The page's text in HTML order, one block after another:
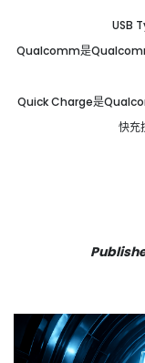
USB
Qualcomm是
Quick Charge是
快充